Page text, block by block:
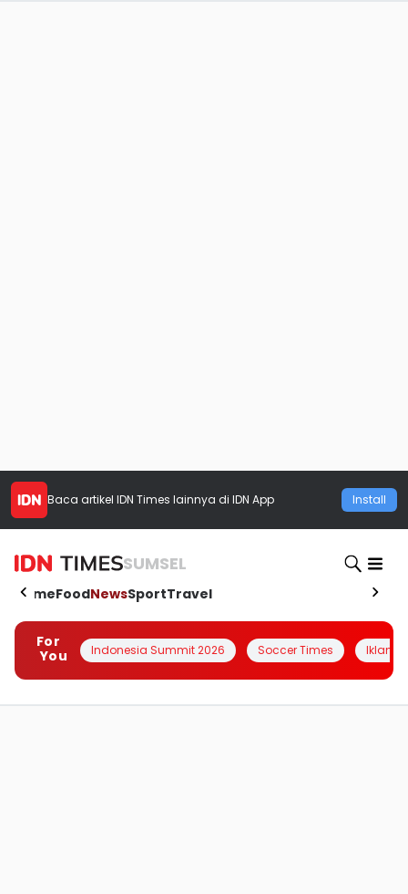
Baca artikel IDN Times lainnya di IDN App Install
SUMSEL
HomeFoodNewsSportTravel
For
You
Indonesia Summit 2026 Soccer Times Iklanin